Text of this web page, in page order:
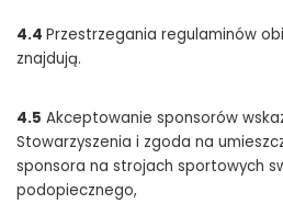
4.4 Przestrzegania regulaminów
znajdują.
4.5 Akceptowanie sponsorów
Stowarzyszenia i zgoda na
sponsora na strojach sportowych
podopiecznego,